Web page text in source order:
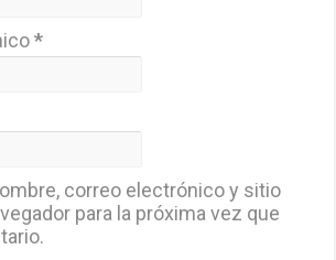
*
correo electrónico y sitio
para la próxima vez que